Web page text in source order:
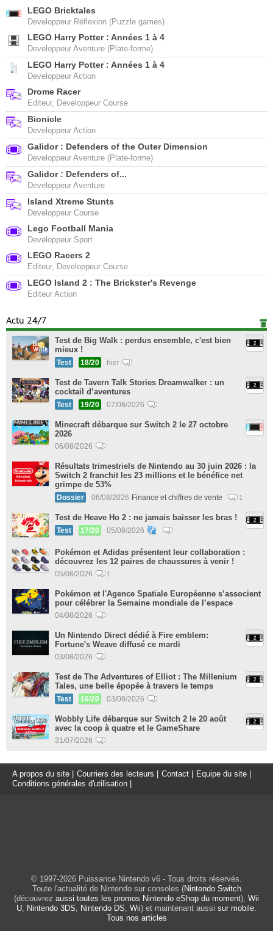
LEGO Bricktales
Developpeur Réflexion (Puzzle games)
LEGO Harry Potter : Années 1 à 4
Developpeur Aventure (Plate-forme)
LEGO Harry Potter : Années 1 à 4
Developpeur Action
Drome Racer
Editeur, Developpeur Course
Bionicle
Developpeur Action
Galidor : Defenders of the Outer Dimension
Developpeur Aventure (Plate-forme)
Galidor : Defenders of...
Developpeur Aventure
Island Xtreme Stunts
Developpeur Course
Lego Football Mania
Developpeur Sport
LEGO Racers 2
Editeur, Developpeur Course
LEGO Island 2 : The Brickster's Revenge
Editeur Action
Actu 24/7
Test de Big Walk : perdus ensemble, c'est bien
mieux !
Test 18/20 hier
Test de Tavern Talk Stories Dreamwalker : un
cocktail d’aventures
Test 19/20 07/08/2026
Minecraft débarque sur Switch 2 le 27 octobre
2026
06/08/2026
Résultats trimestriels de Nintendo au 30 juin 2026 : la
Switch 2 franchit les 23 millions et le bénéfice net
grimpe de 53%
Dossier 06/08/2026 Finance et chiffres de vente 1
Test de Heave Ho 2 : ne jamais baisser les bras !
Test 17/20 05/08/2026
Pokémon et Adidas présentent leur collaboration :
découvrez les 12 paires de chaussures à venir !
05/08/2026 1
Pokémon et l'Agence Spatiale Européenne s’associent
pour célébrer la Semaine mondiale de l’espace
04/08/2026
Un Nintendo Direct dédié à Fire emblem:
Fortune's Weave diffusé ce mardi
03/08/2026
Test de The Adventures of Elliot : The Millenium
Tales, une belle épopée à travers le temps
Test 16/20 03/08/2026
Wobbly Life débarque sur Switch 2 le 20 août
avec la coop à quatre et le GameShare
31/07/2026
A propos du site Courriers des lecteurs Contact Equipe du site
Conditions générales d'utilisation
© 1997-2026 Puissance Nintendo v6 - Tous droits réservés.
Toute l'actualité de Nintendo sur consoles (Nintendo Switch
(découvrez aussi toutes les promos Nintendo eShop du moment), Wii
U, Nintendo 3DS, Nintendo DS, Wii) et maintenant aussi sur mobile.
Tous nos articles